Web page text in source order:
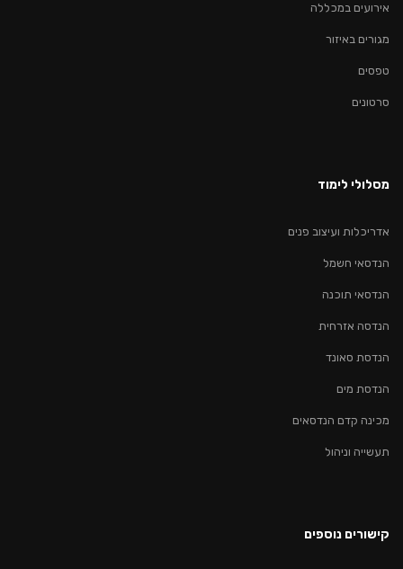
אירועים במכללה
מגורים באיזור
טפסים
סרטונים
מסלולי לימוד
אדריכלות ועיצוב פנים
הנדסאי חשמל
הנדסאי תוכנה
הנדסה אזרחית
הנדסת סאונד
הנדסת מים
מכינה קדם הנדסאים
תעשייה וניהול
קישורים נוספים